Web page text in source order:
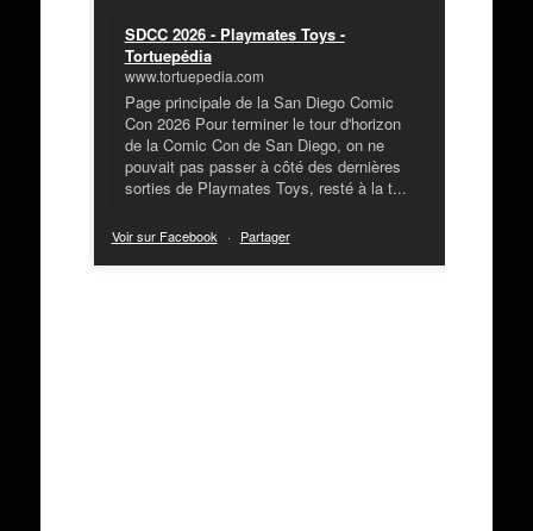
SDCC 2026 - Playmates Toys -
Tortuepédia
www.tortuepedia.com
Page principale de la San Diego Comic
Con 2026 Pour terminer le tour d'horizon
de la Comic Con de San Diego, on ne
pouvait pas passer à côté des dernières
sorties de Playmates Toys, resté à la t...
Voir sur Facebook · Partager